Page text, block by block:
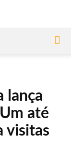
lança
até
visitas